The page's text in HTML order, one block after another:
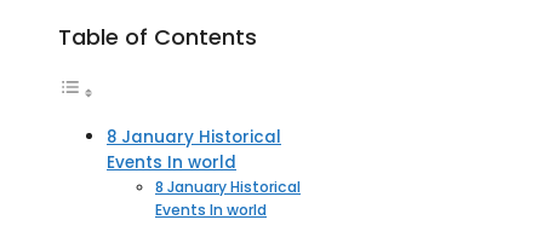
Table of Contents
8 January Historical
Events In world
8 January Historical
Events In world